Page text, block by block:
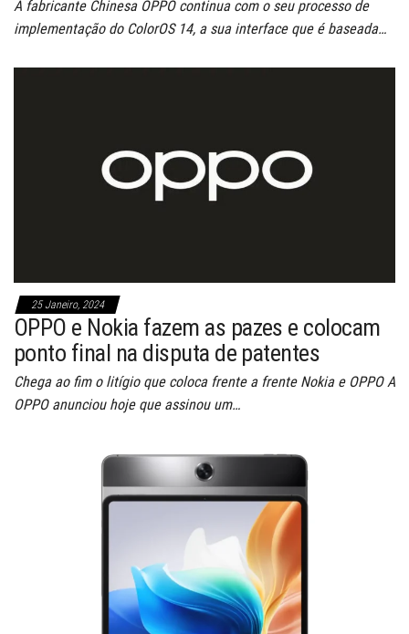
A fabricante Chinesa OPPO continua com o seu processo de
implementação do ColorOS 14, a sua interface que é baseada…
25 Janeiro, 2024
OPPO e Nokia fazem as pazes e colocam
ponto final na disputa de patentes
Chega ao fim o litígio que coloca frente a frente Nokia e OPPO A
OPPO anunciou hoje que assinou um…